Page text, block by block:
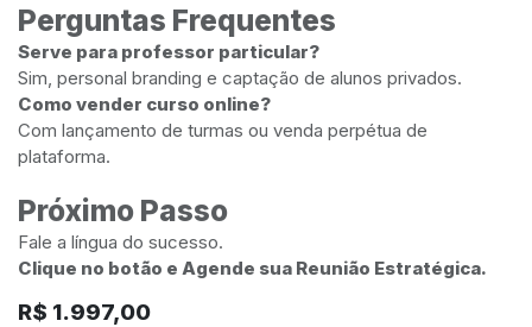
Perguntas Frequentes
Serve para professor particular?
Sim, personal branding e captação de alunos privados.
Como vender curso online?
Com lançamento de turmas ou venda perpétua de
plataforma.
Próximo Passo
Fale a língua do sucesso.
Clique no botão e Agende sua Reunião Estratégica.
R$ 1.997,00